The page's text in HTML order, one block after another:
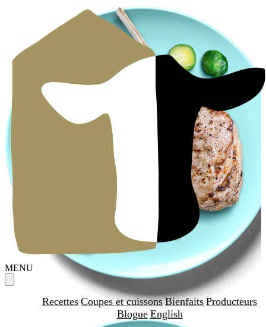
MENU
Recettes Coupes et cuissons Bienfaits Producteurs
Blogue English